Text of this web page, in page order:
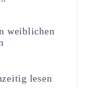
weiblichen
lesen